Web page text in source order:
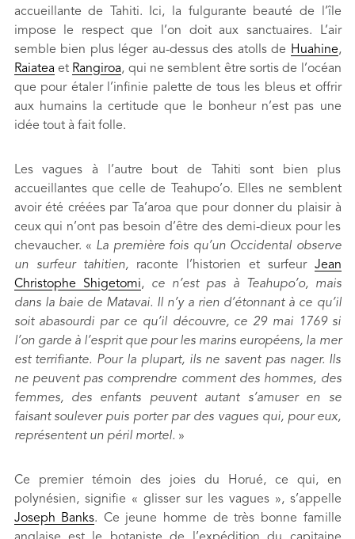
accueillante de Tahiti. Ici, la fulgurante beauté de l’île
impose le respect que l’on doit aux sanctuaires. L’air
semble bien plus léger au-dessus des atolls de Huahine,
Raiatea et Rangiroa, qui ne semblent être sortis de l’océan
que pour étaler l’infinie palette de tous les bleus et offrir
aux humains la certitude que le bonheur n’est pas une
idée tout à fait folle.
Les vagues à l’autre bout de Tahiti sont bien plus
accueillantes que celle de Teahupo’o. Elles ne semblent
avoir été créées par Ta’aroa que pour donner du plaisir à
ceux qui n’ont pas besoin d’être des demi-dieux pour les
chevaucher. « La première fois qu’un Occidental observe
un surfeur tahitien,raconte l’historien et surfeur Jean
Christophe Shigetomi, ce n’est pas à Teahupo’o, mais
dans la baie de Matavai. Il n’y a rien d’étonnant à ce qu’il
soit abasourdi par ce qu’il découvre, ce 29 mai 1769 si
l’on garde à l’esprit que pour les marins européens, la mer
est terrifiante. Pour la plupart, ils ne savent pas nager. Ils
ne peuvent pas comprendre comment des hommes, des
femmes, des enfants peuvent autant s’amuser en se
faisant soulever puis porter par des vagues qui, pour eux,
représentent un péril mortel. »
Ce premier témoin des joies du Horué, ce qui, en
polynésien, signifie « glisser sur les vagues », s’appelle
Joseph Banks. Ce jeune homme de très bonne famille